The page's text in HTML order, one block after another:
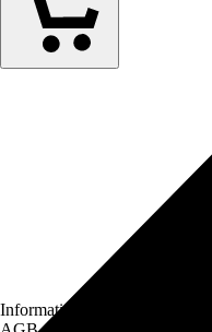
Informationen des